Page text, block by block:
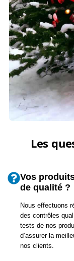
Les
Vos
de qualité ?
Nous effectuons
des contrôles
tests de nos
d’assurer la
nos clients.